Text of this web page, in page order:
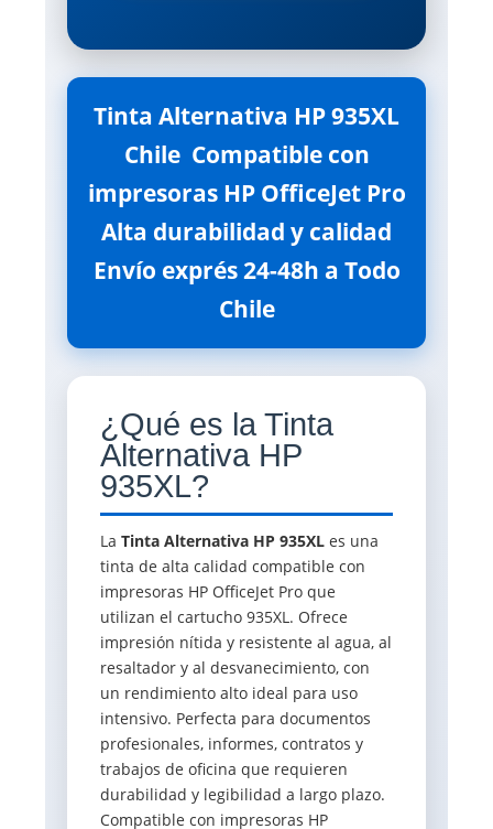
Tinta Alternativa HP 935XL
Chile  Compatible con
impresoras HP OfficeJet Pro
 Alta durabilidad y calidad 
Envío exprés 24-48h a Todo
Chile
¿Qué es la Tinta
Alternativa HP
935XL?
La Tinta Alternativa HP 935XL es una
tinta de alta calidad compatible con
impresoras HP OfficeJet Pro que
utilizan el cartucho 935XL. Ofrece
impresión nítida y resistente al agua, al
resaltador y al desvanecimiento, con
un rendimiento alto ideal para uso
intensivo. Perfecta para documentos
profesionales, informes, contratos y
trabajos de oficina que requieren
durabilidad y legibilidad a largo plazo.
Compatible con impresoras HP